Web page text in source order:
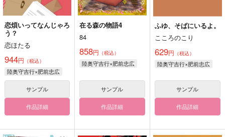
恋煩いってなんじゃろ
う？
恋ほたる
944円 （税込）
陸奥守吉行×肥前忠広
サンプル
作品詳細
在る森の物語4
84
858円 （税込）
陸奥守吉行×肥前忠広
サンプル
作品詳細
ふゆ、そばにいるよ。
こころのこり
629円 （税込）
陸奥守吉行×肥前忠広
サンプル
作品詳細